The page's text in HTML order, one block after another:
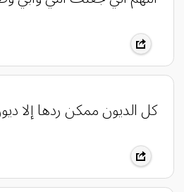
‏‎كل الديون ممكن ردها إلا ديون ‎#الأم ✨